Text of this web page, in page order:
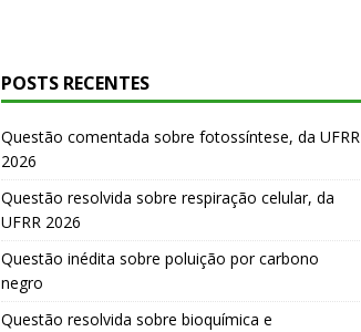
POSTS RECENTES
Questão comentada sobre fotossíntese, da UFRR
2026
Questão resolvida sobre respiração celular, da
UFRR 2026
Questão inédita sobre poluição por carbono
negro
Questão resolvida sobre bioquímica e